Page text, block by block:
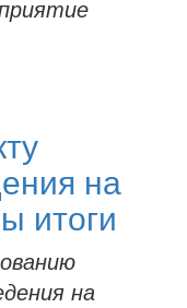
на
итоги
на